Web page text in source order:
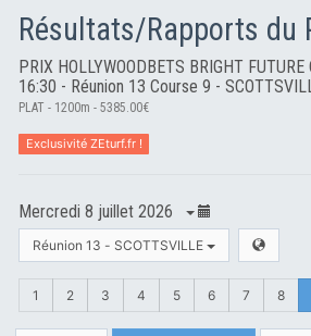
PRIX HOLLYWOODBETS BRIGHT FUTURE
16:30 - Réunion 13 Course 9 -
PLAT - 1200m - 5385.00€
Exclusivité ZEturf.fr !
Mercredi 8 juillet 2026
Réunion 13 - SCOTTSVILLE
1 2 3 4 5 6 7 8